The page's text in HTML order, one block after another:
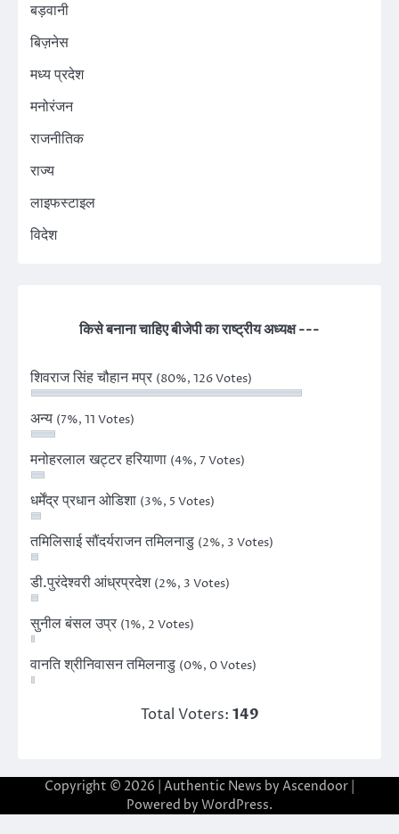
बड़वानी
बिज़नेस
मध्य प्रदेश
मनोरंजन
राजनीतिक
राज्य
लाइफस्टाइल
विदेश
किसे बनाना चाहिए बीजेपी का राष्ट्रीय अध्यक्ष ---
शिवराज सिंह चौहान मप्र (80%, 126 Votes)
अन्य (7%, 11 Votes)
मनोहरलाल खट्टर हरियाणा (4%, 7 Votes)
धर्मेंद्र प्रधान ओडिशा (3%, 5 Votes)
तमिलिसाई सौंदर्यराजन तमिलनाडु (2%, 3 Votes)
डी.पुरंदेश्वरी आंध्रप्रदेश (2%, 3 Votes)
सुनील बंसल उप्र (1%, 2 Votes)
वानति श्रीनिवासन तमिलनाडु (0%, 0 Votes)
Total Voters: 149
Copyright © 2026 | Authentic News by Ascendoor
Powered by WordPress.